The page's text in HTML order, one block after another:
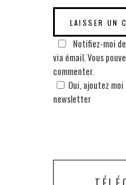
Notifiez-moi
via émail. Vous
commenter.
Oui, ajoutez
newsletter